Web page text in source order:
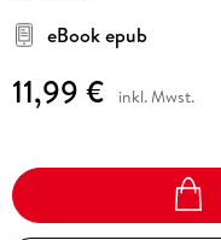
eBook epub
11,99 € inkl. Mwst.